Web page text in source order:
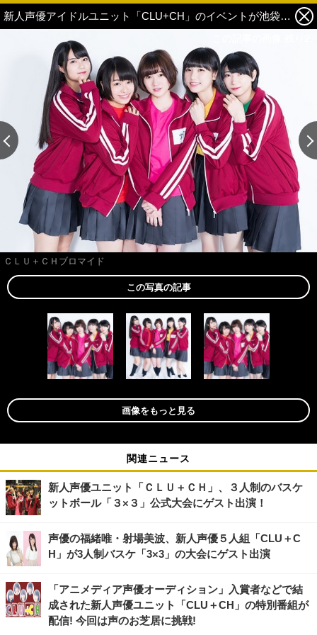
新人声優アイドルユニット「CLU+CH」のイベントが池袋マルイで開催! 新規撮り下ろしブロマイドも販売 3枚目の写真・画像
ＣＬＵ＋ＣＨブロマイド
この写真の記事
画像をもっと見る
関連ニュース
新人声優ユニット「ＣＬＵ＋ＣＨ」、３人制のバスケ
ットボール「３×３」公式大会にゲスト出演！
声優の福緒唯・射場美波、新人声優５人組「CLU＋C
H」が3人制バスケ「3×3」の大会にゲスト出演
「アニメディア声優オーディション」入賞者などで結
成された新人声優ユニット「CLU＋CH」の特別番組が
配信! 今回は声のお芝居に挑戦!